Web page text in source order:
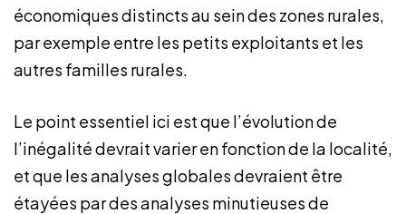
économiques distincts au sein des zones rurales,
par exemple entre les petits exploitants et les
autres familles rurales.
Le point essentiel ici est que l’évolution de
l’inégalité devrait varier en fonction de la localité,
et que les analyses globales devraient être
étayées par des analyses minutieuses de